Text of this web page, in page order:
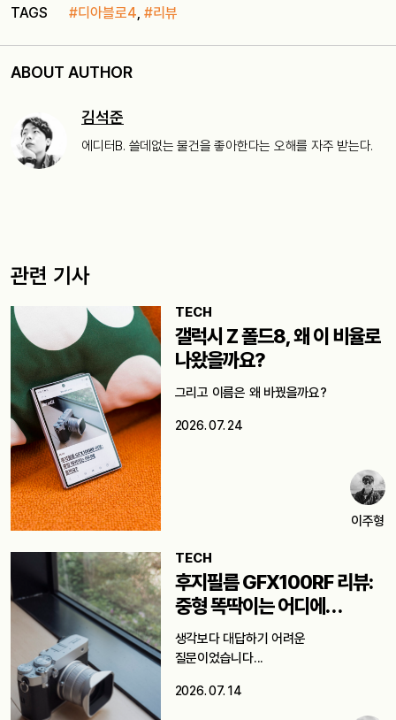
TAGS #디아블로4 #리뷰
ABOUT AUTHOR
김석준
에디터B. 쓸데없는 물건을 좋아한다는 오해를 자주 받는다.
관련 기사
TECH
갤럭시 Z 폴드8, 왜 이 비율로
나왔을까요?
그리고 이름은 왜 바꿨을까요?
2026. 07. 24
이주형
TECH
후지필름 GFX100RF 리뷰:
중형 똑딱이는 어디에
쓸까요?
생각보다 대답하기 어려운
질문이었습니다...
2026. 07. 14